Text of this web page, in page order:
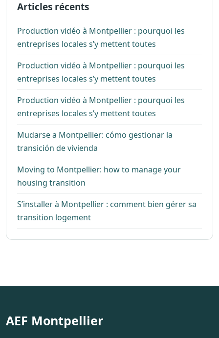
Articles récents
Production vidéo à Montpellier : pourquoi les
entreprises locales s’y mettent toutes
Production vidéo à Montpellier : pourquoi les
entreprises locales s’y mettent toutes
Production vidéo à Montpellier : pourquoi les
entreprises locales s’y mettent toutes
Mudarse a Montpellier: cómo gestionar la
transición de vivienda
Moving to Montpellier: how to manage your
housing transition
S’installer à Montpellier : comment bien gérer sa
transition logement
AEF Montpellier